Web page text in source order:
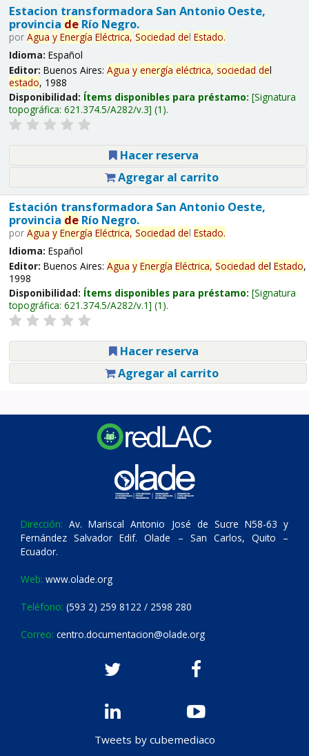
Estacion transformadora San Antonio Oeste,
provincia deRío Negro.
por Agua y Energía Eléctrica, Sociedad del Estado.
Idioma: Español
Editor: Buenos Aires: Agua y energía eléctrica, sociedad del
estado, 1988
Disponibilidad: Ítems disponibles para préstamo: Signatura
topográfica: 621.374.5/A282/v.3 (1).
Hacer reserva
Agregar al carrito
Estación transformadora San Antonio Oeste,
provincia deRío Negro.
por Agua y Energía Eléctrica, Sociedad del Estado.
Idioma: Español
Editor: Buenos Aires: Agua y Energía Eléctrica, Sociedad del Estado,
1998
Disponibilidad: Ítems disponibles para préstamo: Signatura
topográfica: 621.374.5/A282/v.1 (1).
Hacer reserva
Agregar al carrito
Dirección: Av. Mariscal Antonio José de Sucre N58-63 y
Fernández Salvador Edif. Olade – San Carlos, Quito –
Ecuador.
Web: www.olade.org
Teléfono: (593 2) 259 8122 / 2598 280
Correo: centro.documentacion@olade.org
Tweets by cubemediaco